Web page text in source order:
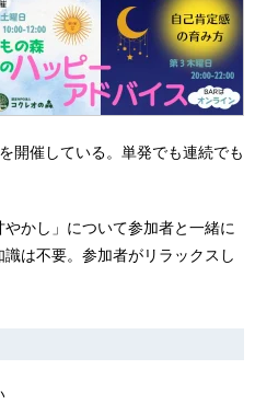
開催している。単発でも連続でも
かし」について参加者と一緒に
は不要。参加者がリラックスし